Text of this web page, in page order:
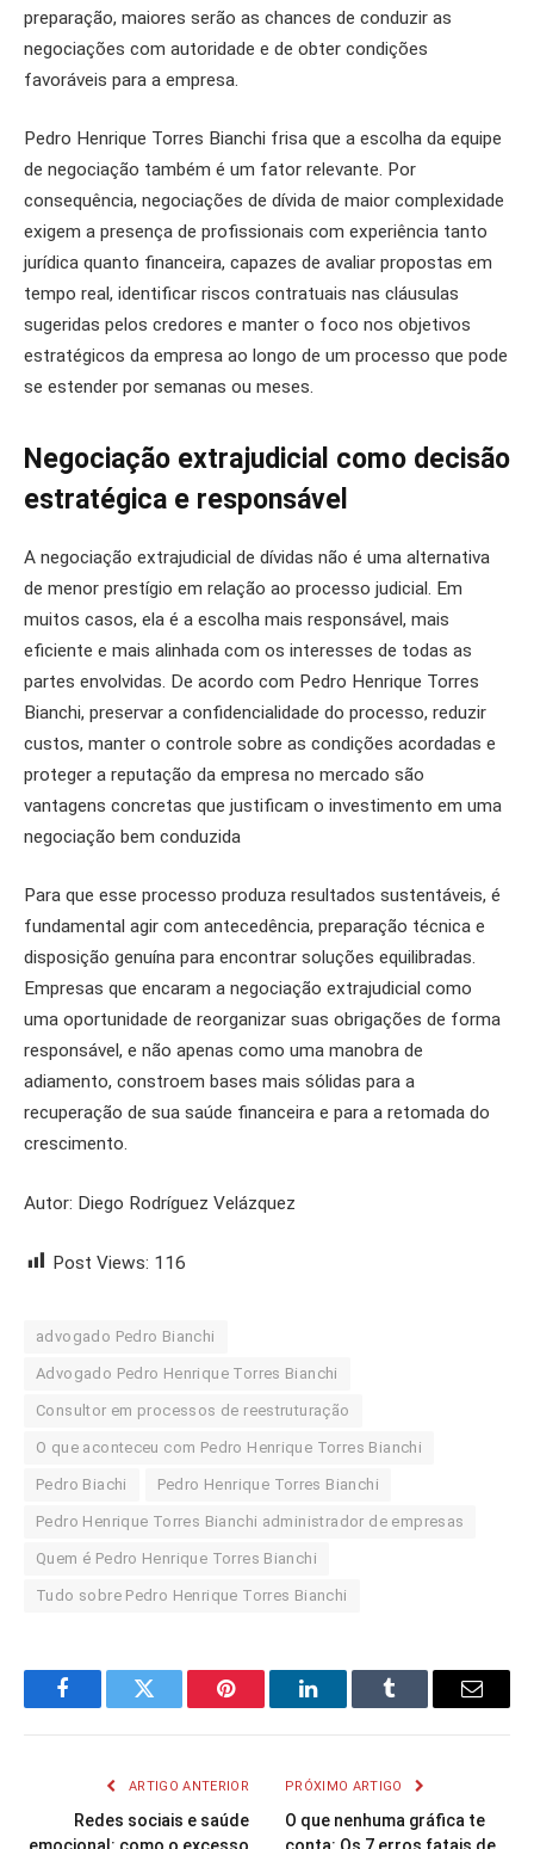
preparação, maiores serão as chances de conduzir as
negociações com autoridade e de obter condições
favoráveis para a empresa.
Pedro Henrique Torres Bianchi frisa que a escolha da equipe
de negociação também é um fator relevante. Por
consequência, negociações de dívida de maior complexidade
exigem a presença de profissionais com experiência tanto
jurídica quanto financeira, capazes de avaliar propostas em
tempo real, identificar riscos contratuais nas cláusulas
sugeridas pelos credores e manter o foco nos objetivos
estratégicos da empresa ao longo de um processo que pode
se estender por semanas ou meses.
Negociação extrajudicial como decisão
estratégica e responsável
A negociação extrajudicial de dívidas não é uma alternativa
de menor prestígio em relação ao processo judicial. Em
muitos casos, ela é a escolha mais responsável, mais
eficiente e mais alinhada com os interesses de todas as
partes envolvidas. De acordo com Pedro Henrique Torres
Bianchi, preservar a confidencialidade do processo, reduzir
custos, manter o controle sobre as condições acordadas e
proteger a reputação da empresa no mercado são
vantagens concretas que justificam o investimento em uma
negociação bem conduzida
Para que esse processo produza resultados sustentáveis, é
fundamental agir com antecedência, preparação técnica e
disposição genuína para encontrar soluções equilibradas.
Empresas que encaram a negociação extrajudicial como
uma oportunidade de reorganizar suas obrigações de forma
responsável, e não apenas como uma manobra de
adiamento, constroem bases mais sólidas para a
recuperação de sua saúde financeira e para a retomada do
crescimento.
Autor: Diego Rodríguez Velázquez
Post Views: 116
advogado Pedro Bianchi
Advogado Pedro Henrique Torres Bianchi
Consultor em processos de reestruturação
O que aconteceu com Pedro Henrique Torres Bianchi
Pedro Biachi Pedro Henrique Torres Bianchi
Pedro Henrique Torres Bianchi administrador de empresas
Quem é Pedro Henrique Torres Bianchi
Tudo sobre Pedro Henrique Torres Bianchi
FacebookTwitter Pinterest LinkedInTumblr Email
ARTIGO ANTERIOR
Redes sociais e saúde
emocional: como o excesso
PRÓXIMO ARTIGO
O que nenhuma gráfica te
conta: Os 7 erros fatais de